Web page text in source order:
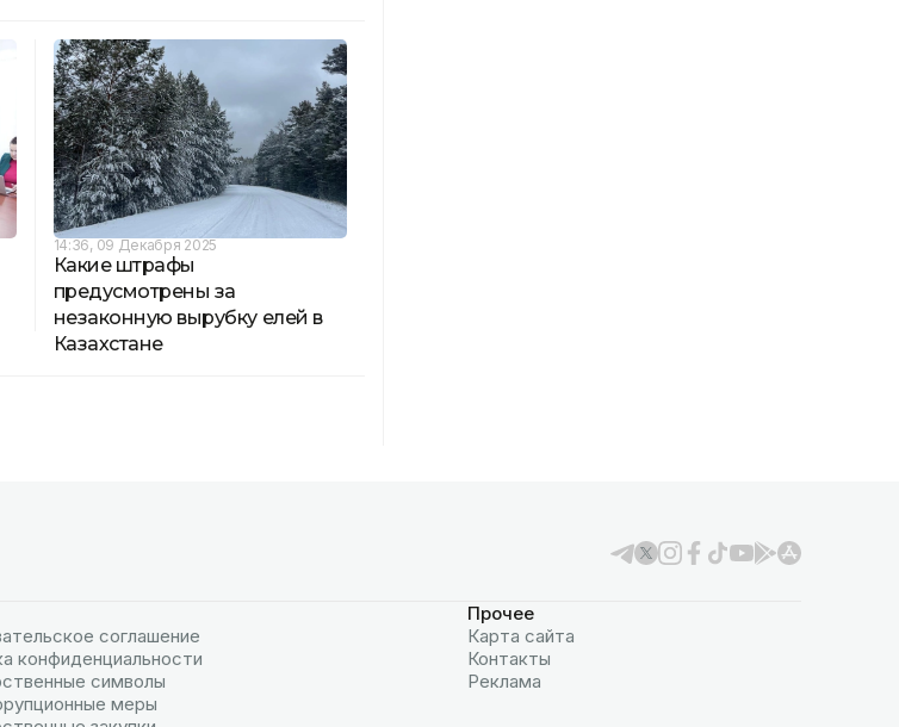
14:36, 09 Декабря 2025
Какие штрафы
предусмотрены за
незаконную вырубку елей в
Казахстане
соглашение
конфиденциальности
символы
меры
Прочее
Карта сайта
Контакты
Реклама